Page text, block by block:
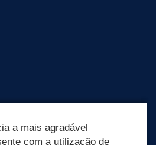
a mais agradável
com a utilização de